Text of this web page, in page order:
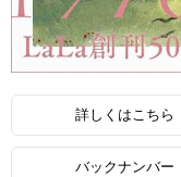
詳しくはこちら
バックナンバー